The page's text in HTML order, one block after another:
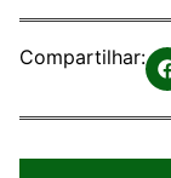
Compartilhar: